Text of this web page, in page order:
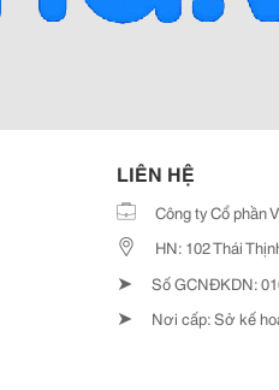
LIÊN HỆ
Công ty Cổ phần
HN: 102 Thái
➤ Số GCNĐKDN:
➤ Nơi cấp: Sở kế